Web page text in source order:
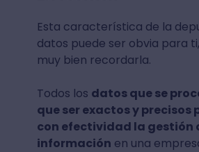
Esta característica de la
datos puede ser obvia para
muy bien recordarla.
Todos los datos que se
que ser exactos y precisos
con efectividad la gestión
información en una